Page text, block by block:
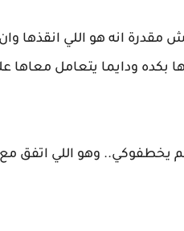
انه هو اللي انقذها وان
ودايما يتعامل معاها
يخطفوكي.. وهو اللي اتفق